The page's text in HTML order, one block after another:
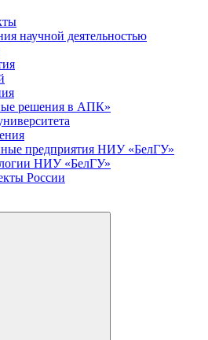
научной деятельностью
решения в АПК»
предприятия НИУ «БелГУ»
НИУ «БелГУ»
России